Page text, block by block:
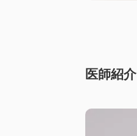
医師紹介